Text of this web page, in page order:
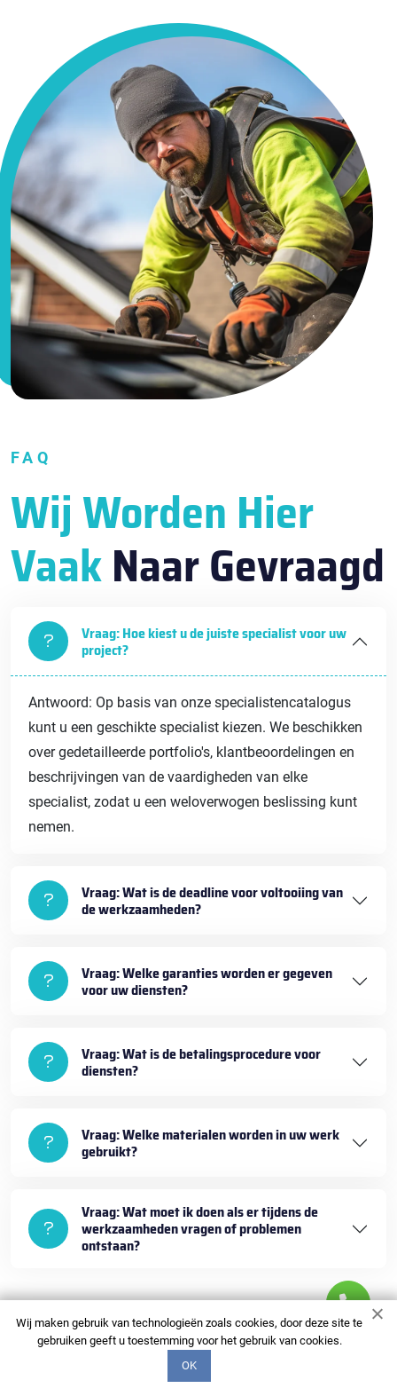
FAQ
Wij Worden Hier
VaakNaar Gevraagd
Vraag: Hoe kiest u de juiste specialist voor uw
project?
Antwoord: Op basis van onze specialistencatalogus
kunt u een geschikte specialist kiezen. We beschikken
over gedetailleerde portfolio's, klantbeoordelingen en
beschrijvingen van de vaardigheden van elke
specialist, zodat u een weloverwogen beslissing kunt
nemen.
Vraag: Wat is de deadline voor voltooiing van
de werkzaamheden?
Vraag: Welke garanties worden er gegeven
voor uw diensten?
Vraag: Wat is de betalingsprocedure voor
diensten?
Vraag: Welke materialen worden in uw werk
gebruikt?
Vraag: Wat moet ik doen als er tijdens de
werkzaamheden vragen of problemen
ontstaan?
Wij maken gebruik van technologieën zoals cookies, door deze site te
gebruiken geeft u toestemming voor het gebruik van cookies.
OK